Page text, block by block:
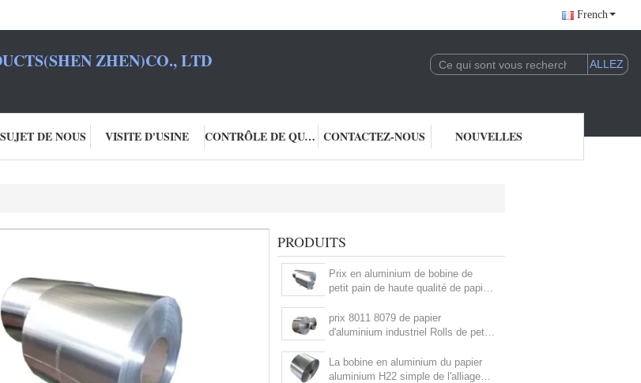
French
ZHEN)CO., LTD
DE NOUS VISITE D'USINE CONTRÔLE DE QUALITÉ CONTACTEZ-NOUS NOUVELLES
PRODUITS
Prix en aluminium de bobine de
petit pain de haute qualité de papier
prix 8011 8079 de papier
d'aluminium industriel Rolls de petit
cuisine de papier d'aluminium
La bobine en aluminium du papier
aluminium H22 simple de l'alliage